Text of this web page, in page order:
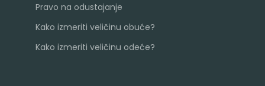
Pravo na odustajanje
Kako izmeriti veličinu obuće?
Kako izmeriti veličinu odeće?